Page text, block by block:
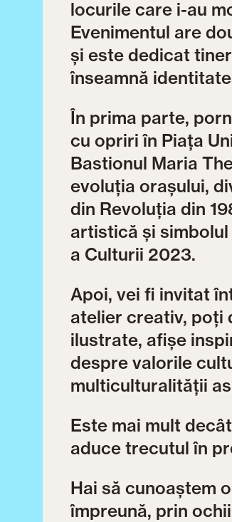
locurile care i-au
Evenimentul are
și este dedicat
înseamnă
În prima parte,
cu opriri în Piața
Bastionul Maria
evoluția orașului,
din Revoluția din
artistică și
a Culturii 2023.
Apoi, vei fi invitat
atelier creativ, poți
ilustrate, afișe
despre valorile
multiculturalității
Este mai mult
aduce trecutul în
Hai să cunoaștem
împreună, prin